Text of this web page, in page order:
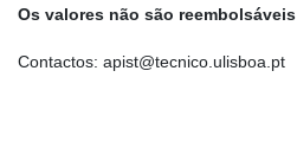
Os valores não são reembolsáveis
Contactos: apist@tecnico.ulisboa.pt